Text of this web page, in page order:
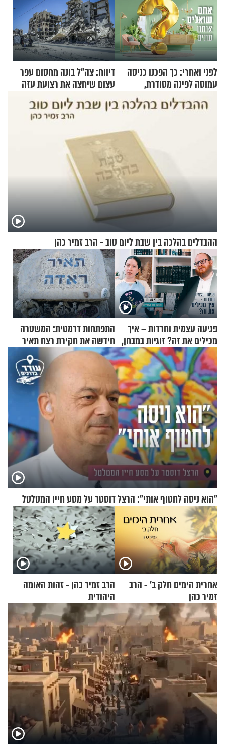
לפני ואחרי: כך הפכנו כניסה
עמוסה לפינה מסודרת,
שימושית ומזמינה
דיווח: צה"ל בונה מחסום עפר
עצום שיחצה את רצועת עזה
ההבדלים בהלכה בין שבת ליום טוב - הרב זמיר כהן
פגיעה עצמית וחרדות – איך
מכילים את זה? זוגיות במבחן,
הפעם עם יהודית ואלתר כהן
התפתחות דרמטית: המשטרה
חידשה את חקירת רצח תאיר
ראדה
"הוא ניסה לחטוף אותי": הרצל דוסטר על מסע חייו המטלטל
אחרית הימים חלק ב’ - הרב
זמיר כהן
הרב זמיר כהן - זהות האומה
היהודית